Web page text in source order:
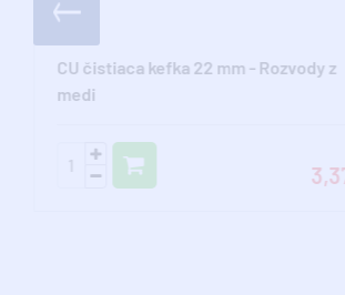
CU čistiaca kefka 22 mm - Rozvody z
medi